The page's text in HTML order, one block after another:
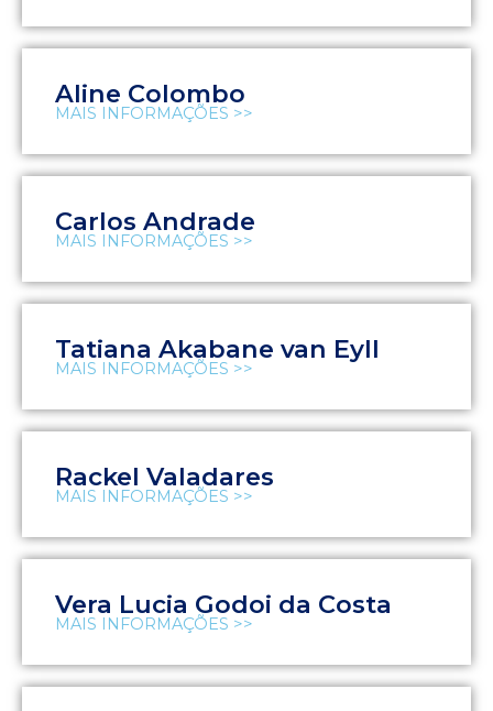
Aline Colombo
MAIS INFORMAÇÕES >>
Carlos Andrade
MAIS INFORMAÇÕES >>
Tatiana Akabane van Eyll
MAIS INFORMAÇÕES >>
Rackel Valadares
MAIS INFORMAÇÕES >>
Vera Lucia Godoi da Costa
MAIS INFORMAÇÕES >>